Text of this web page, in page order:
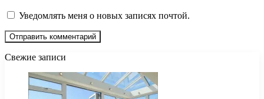
Уведомлять меня о новых записях почтой.
Свежие записи